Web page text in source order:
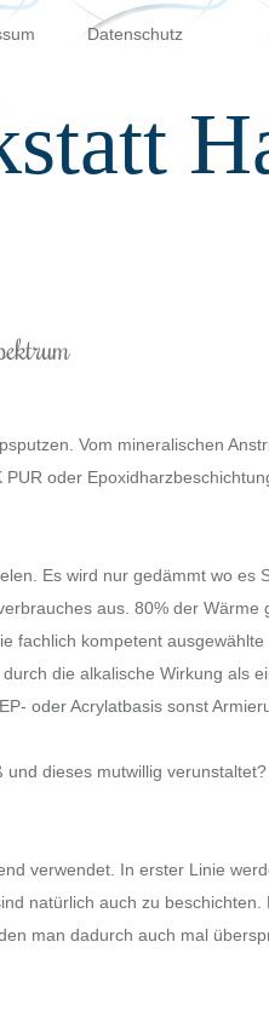
Datenschutz
Vom mineralischen
oder
Es wird nur gedämmt wo es
aus. 80% der Wärme
kompetent
die alkalische Wirkung als
oder Acrylatbasis sonst
dieses mutwillig
verwendet. In erster Linie
natürlich auch zu
man dadurch auch mal